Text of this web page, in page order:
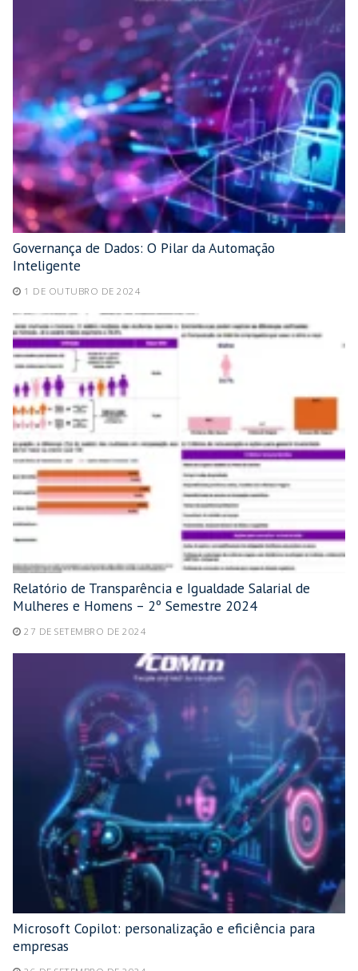
Governança de Dados: O Pilar da Automação
Inteligente
1 DE OUTUBRO DE 2024
Relatório de Transparência e Igualdade Salarial de
Mulheres e Homens – 2º Semestre 2024
27 DE SETEMBRO DE 2024
Microsoft Copilot: personalização e eficiência para
empresas